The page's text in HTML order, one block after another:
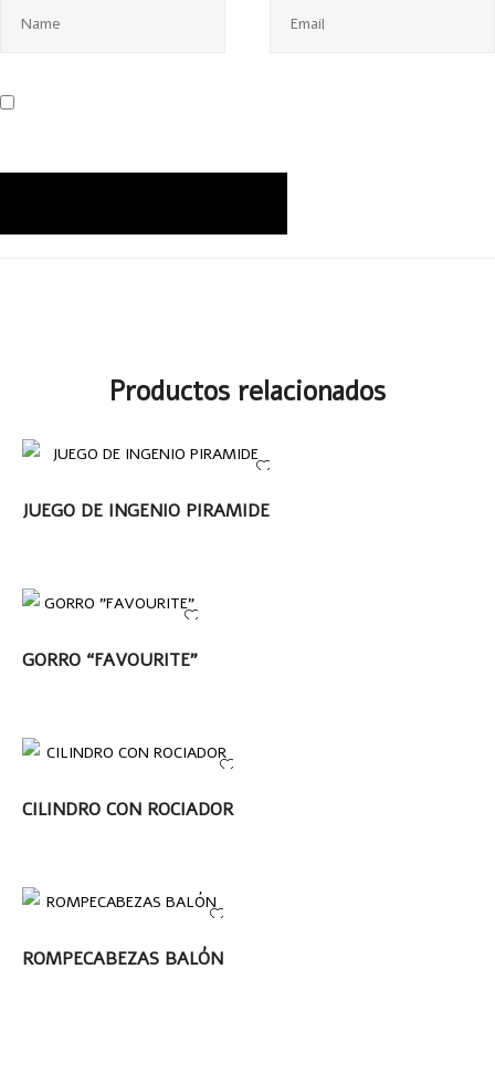
Productos relacionados
LEER MÁS
JUEGO DE INGENIO PIRAMIDE
LEER MÁS
GORRO “FAVOURITE”
LEER MÁS
CILINDRO CON ROCIADOR
LEER MÁS
ROMPECABEZAS BALÓN